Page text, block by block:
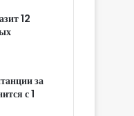
12
за
с 1